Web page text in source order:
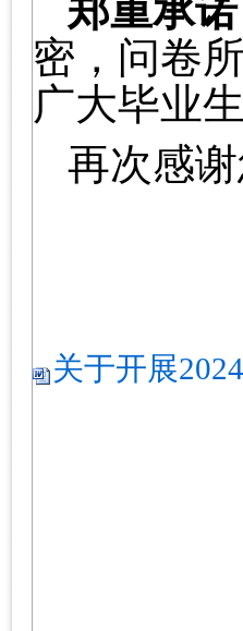
郑重承
密，问卷
广大毕业
再次感
关于开展